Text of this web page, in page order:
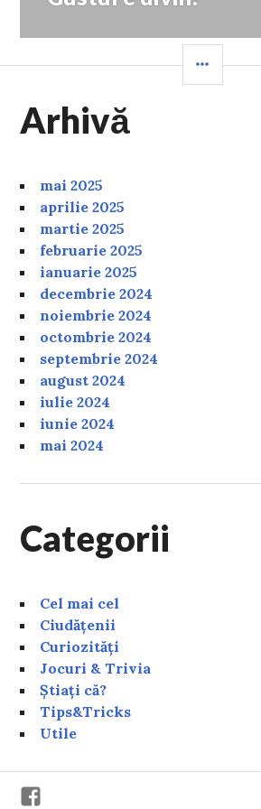
Arhivă
mai 2025
aprilie 2025
martie 2025
februarie 2025
ianuarie 2025
decembrie 2024
noiembrie 2024
octombrie 2024
septembrie 2024
august 2024
iulie 2024
iunie 2024
mai 2024
Categorii
Cel mai cel
Ciudățenii
Curiozități
Jocuri & Trivia
Știați că?
Tips&Tricks
Utile